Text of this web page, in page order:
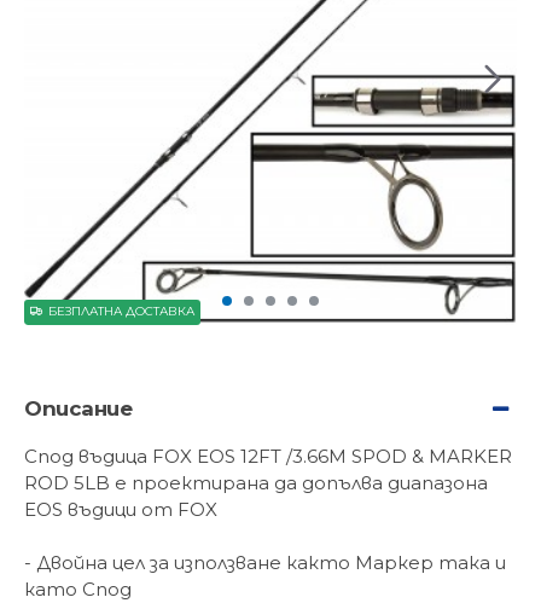
БЕЗПЛАТНА ДОСТАВКА
Описание
Спод въдица FOX EOS 12FT /3.66M SPOD & MARKER
ROD 5LB е проектирана да допълва диапазона
EOS въдици от FOX
- Двойна цел за използване както Маркер така и
като Спод